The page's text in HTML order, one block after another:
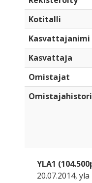
Kotitalli
Kasvattajanimi
Kasvattaja
Omistajat
YLA1
20.07.2014, yla